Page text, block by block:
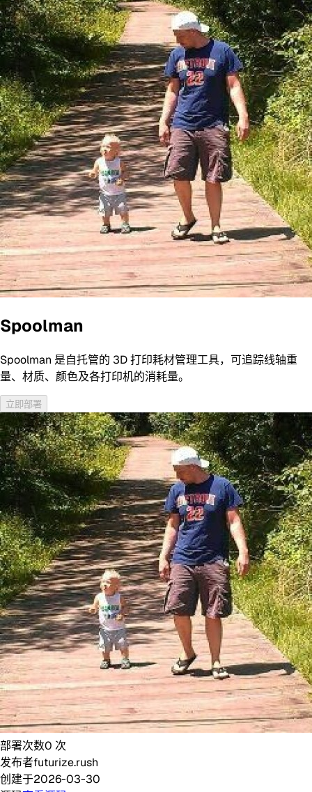
Spoolman
Spoolman 是自托管的 3D 打印耗材管理工具，可追踪线轴重
量、材质、颜色及各打印机的消耗量。
立即部署
部署次数0 次
发布者futurize.rush
创建于2026-03-30